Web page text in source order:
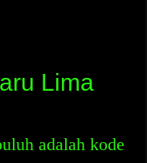
Lima
adalah kode